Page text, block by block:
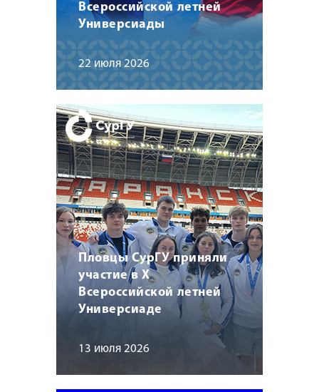
Всероссийской летней
Универсиады
22 июля 2026
Пловцы СурГУ приняли
участие в X
Всероссийской летней
Универсиаде
13 июля 2026